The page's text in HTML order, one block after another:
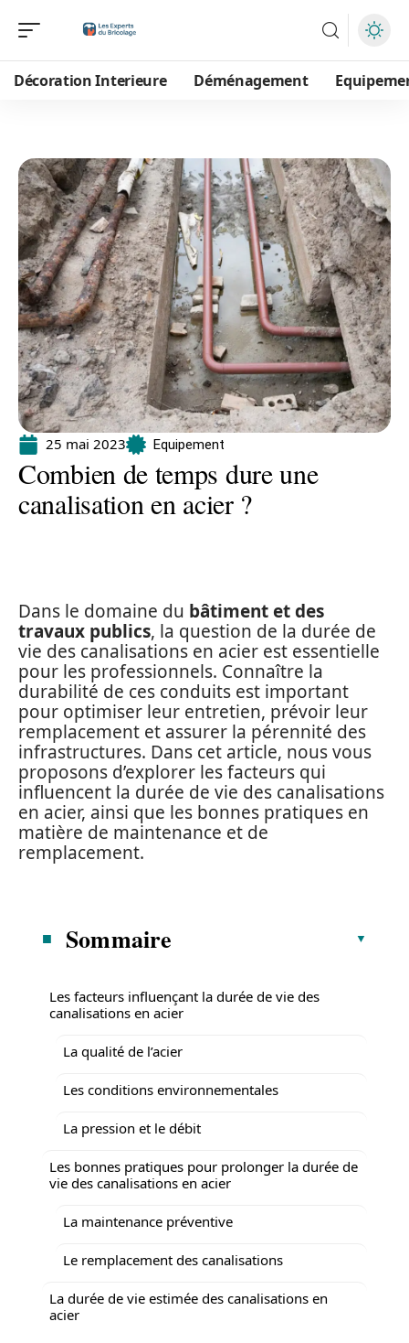
Décoration Interieure Déménagement
25 mai 2023 Equipement
Combien de temps dure une
canalisation en acier ?
Dans le domaine du bâtiment et des
travaux publics, la question de la durée de
vie des canalisations en acier est essentielle
pour les professionnels. Connaître la
durabilité de ces conduits est important
pour optimiser leur entretien, prévoir leur
remplacement et assurer la pérennité des
infrastructures. Dans cet article, nous vous
proposons d’explorer les facteurs qui
influencent la durée de vie des canalisations
en acier, ainsi que les bonnes pratiques en
matière de maintenance et de
remplacement.
Sommaire
Les facteurs influençant la durée de vie des
canalisations en acier
La qualité de l’acier
Les conditions environnementales
La pression et le débit
Les bonnes pratiques pour prolonger la durée de
vie des canalisations en acier
La maintenance préventive
Le remplacement des canalisations
La durée de vie estimée des canalisations en
acier